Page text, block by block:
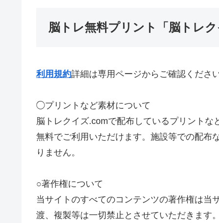
脳トレ無料プリント「脳トレ
利用規約詳細は専用ページからご確認ください
◯プリントなど素材について
脳トレクイズ.comで配布しているプリント
無料でご利用いただけます。施設等での配布
りません。
○著作権について
当サイトのすべてのコンテンツの著作権は当
渡、複製等は一切禁止とさせていただきます。